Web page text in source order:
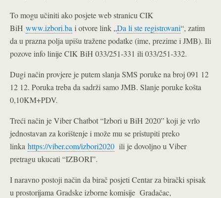
To mogu učiniti ako posjete web stranicu CIK
BiH www.izbori.ba i otvore link „Da li ste registrovani“, zatim
da u prazna polja upišu tražene podatke (ime, prezime i JMB). Ili
pozove info linije CIK BiH 033/251-331 ili 033/251-332.
Dugi način provjere je putem slanja SMS poruke na broj 091 12
12 12. Poruka treba da sadrži samo JMB. Slanje poruke košta
0,10KM+PDV.
Treći način je Viber Chatbot “Izbori u BiH 2020” koji je vrlo
jednostavan za korištenje i može mu se pristupiti preko
linka https://viber.com/izbori2020 ili je dovoljno u Viber
pretragu ukucati “IZBORI”.
I naravno postoji način da birač posjeti Centar za birački spisak
u prostorijama Gradske izborne komisije Gradačac,